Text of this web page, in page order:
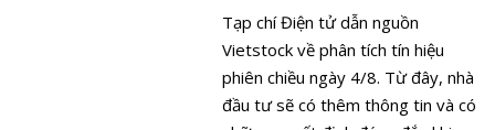
Tạp chí Điện tử dẫn nguồn
Vietstock về phân tích tín hiệu
phiên chiều ngày 4/8. Từ đây, nhà
đầu tư sẽ có thêm thông tin và có